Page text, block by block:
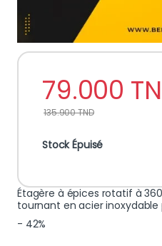
Étagère à épices rotatif à
tournant en acier inoxydable
- 42%
79.000
135.900TND
Stock Épuisé